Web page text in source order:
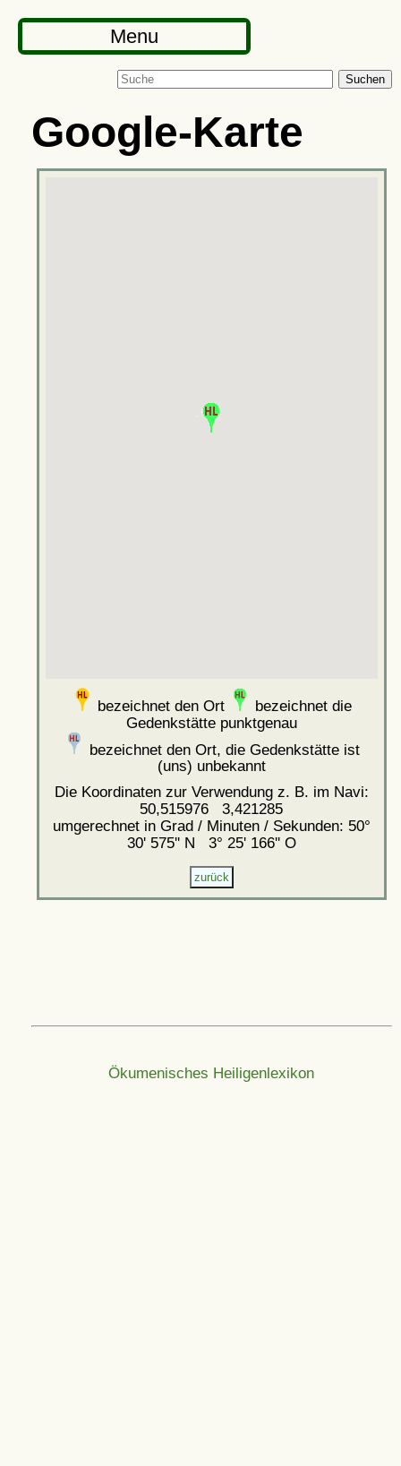
Menu
Suchen
Google-Karte
bezeichnet den Ort
bezeichnet die
Gedenkstätte punktgenau
bezeichnet den Ort, die Gedenkstätte ist
(uns) unbekannt
Die Koordinaten zur Verwendung z. B. im Navi:
50,515976 3,421285
umgerechnet in Grad / Minuten / Sekunden: 50°
30' 575'' N 3° 25' 166'' O
Ökumenisches Heiligenlexikon